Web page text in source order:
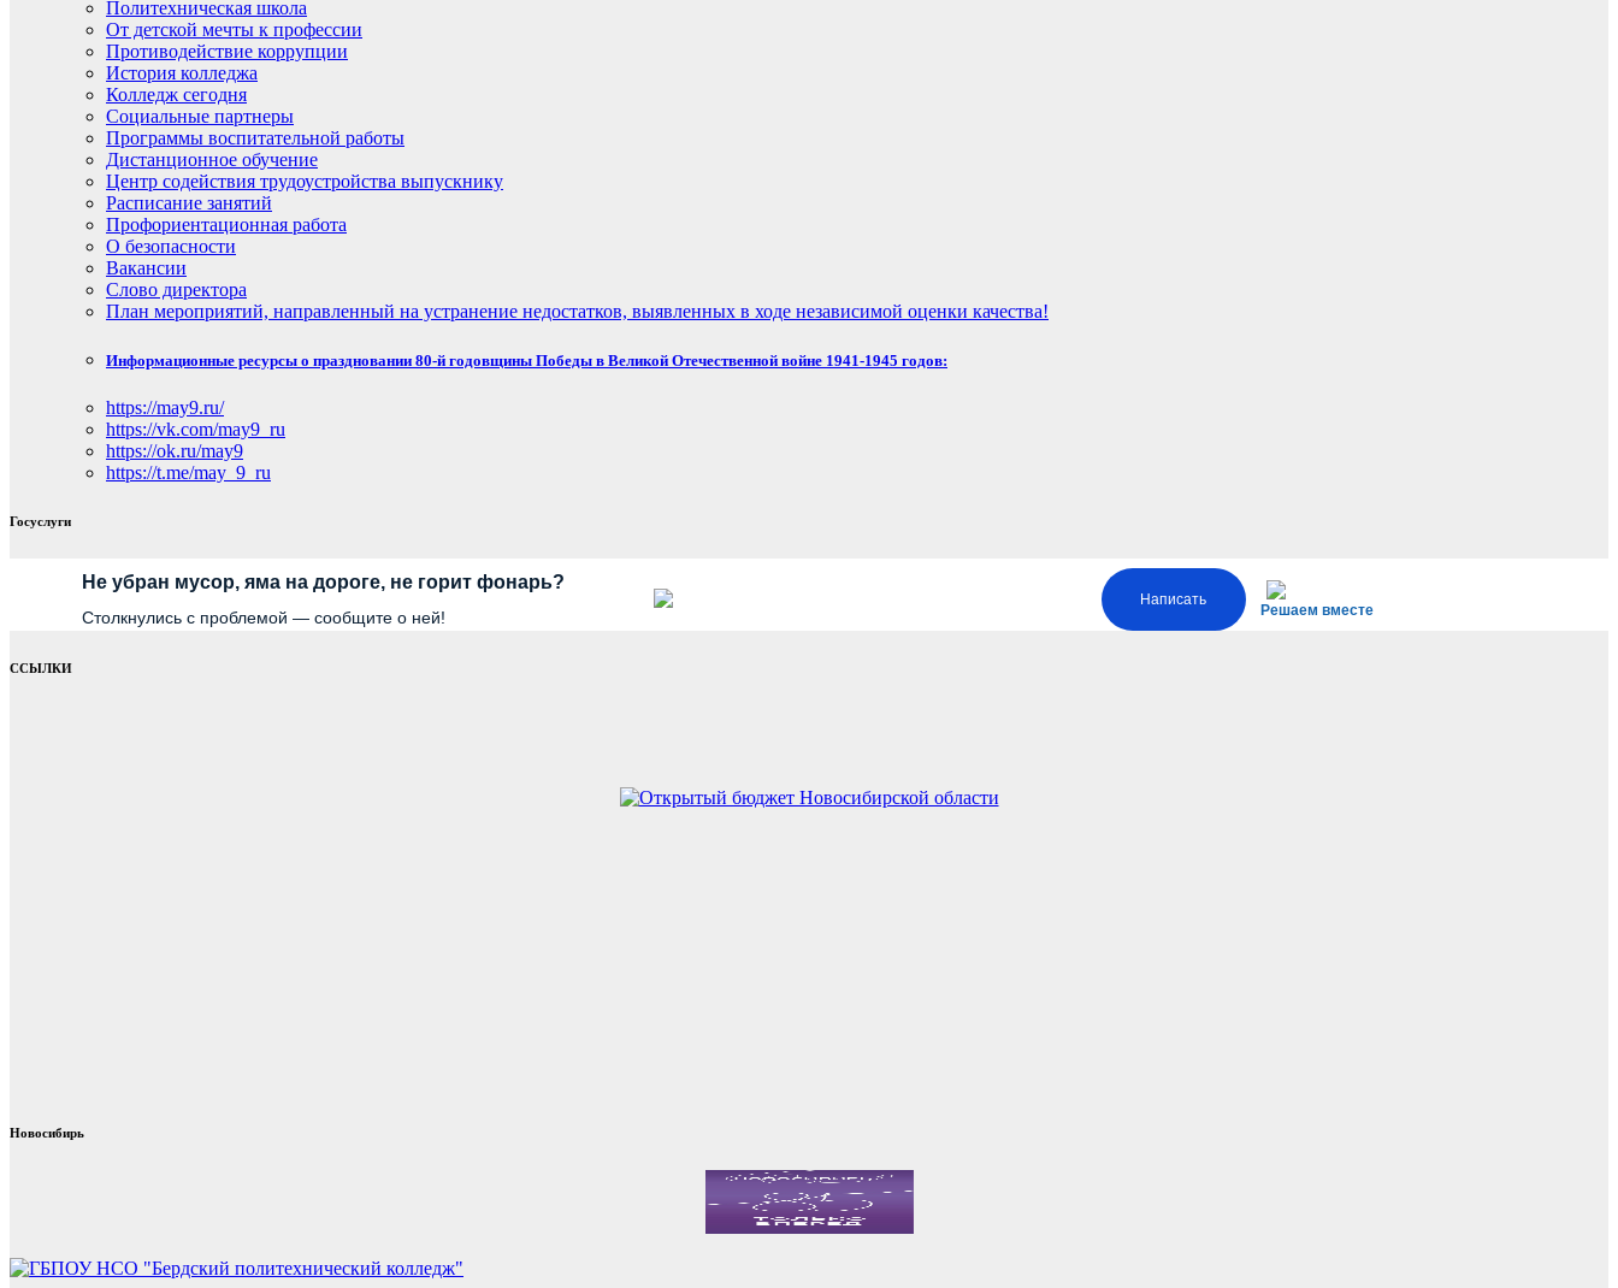
Политехническая школа
От детской мечты к профессии
Противодействие коррупции
История колледжа
Колледж сегодня
Социальные партнеры
Программы воспитательной работы
Дистанционное обучение
Центр содействия трудоустройства выпускнику
Расписание занятий
Профориентационная работа
О безопасности
Вакансии
Слово директора
План мероприятий, направленный на устранение недостатков, выявленных в ходе независимой оценки качества!
Информационные ресурсы о праздновании 80-й годовщины Победы в Великой Отечественной войне 1941-1945 годов:
https://may9.ru/
https://vk.com/may9_ru
https://ok.ru/may9
https://t.me/may_9_ru
Госуслуги
Не убран мусор, яма на дороге, не горит фонарь?
Столкнулись с проблемой — сообщите о ней!
Написать
Решаем вместе
ССЫЛКИ
Новосибирь